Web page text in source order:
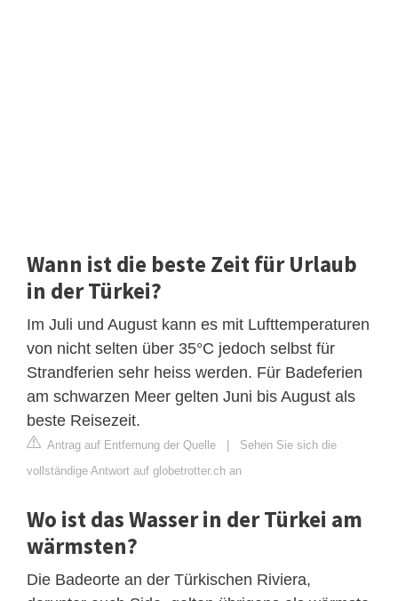
Wann ist die beste Zeit für Urlaub
in der Türkei?
Im Juli und August kann es mit Lufttemperaturen
von nicht selten über 35°C jedoch selbst für
Strandferien sehr heiss werden. Für Badeferien
am schwarzen Meer gelten Juni bis August als
beste Reisezeit.
Antrag auf Entfernung der Quelle | Sehen Sie sich die
vollständige Antwort auf globetrotter.ch an
Wo ist das Wasser in der Türkei am
wärmsten?
Die Badeorte an der Türkischen Riviera,